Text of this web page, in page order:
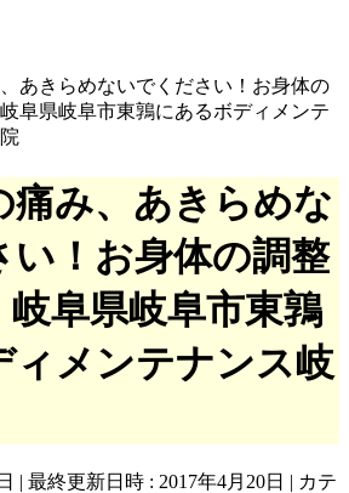
あきらめないでください！お身体の
阜県岐阜市東鶉にあるボディメンテ
痛み、あきらめな
い！お身体の調整
岐阜県岐阜市東鶉
ィメンテナンス岐
最終更新日時 : 2017年4月20日
カテ